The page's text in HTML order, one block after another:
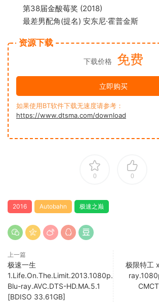
第38届金酸莓奖 (2018)
最差男配角(提名) 安东尼·霍普金斯
资源下载
下载价格 免费
立即购买
如果使用BT软件下载无速度请参考：
https://www.dtsma.com/download
0 0
2016 Autobahn 极速之巅
上一篇
极速一生
1.Life.On.The.Limit.2013.1080p.
Blu-ray.AVC.DTS-HD.MA.5.1
[BDISO 33.61GB]
极限特工